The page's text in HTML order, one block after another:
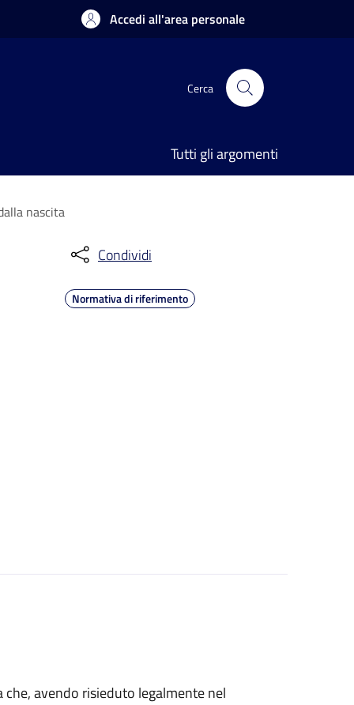
Accedi all'area personale
Cerca
Tutti gli argomenti
nascita
Condividi
Normativa di riferimento
avendo risieduto legalmente nel